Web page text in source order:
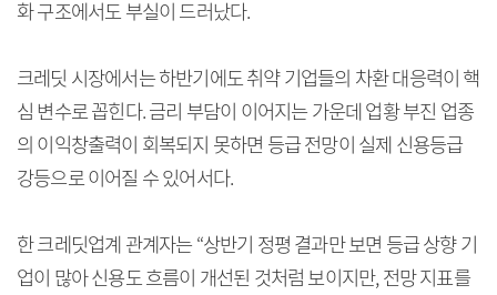
화 구조에서도 부실이 드러났다.
크레딧 시장에서는 하반기에도 취약 기업들의 차환 대응력이 핵
심 변수로 꼽힌다. 금리 부담이 이어지는 가운데 업황 부진 업종
의 이익창출력이 회복되지 못하면 등급 전망이 실제 신용등급
강등으로 이어질 수 있어서다.
한 크레딧업계 관계자는 “상반기 정평 결과만 보면 등급 상향 기
업이 많아 신용도 흐름이 개선된 것처럼 보이지만, 전망 지표를